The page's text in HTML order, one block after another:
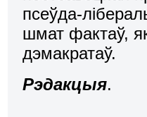
псеўда-
шмат фактаў,
дэмакратаў.
Рэдакцыя.